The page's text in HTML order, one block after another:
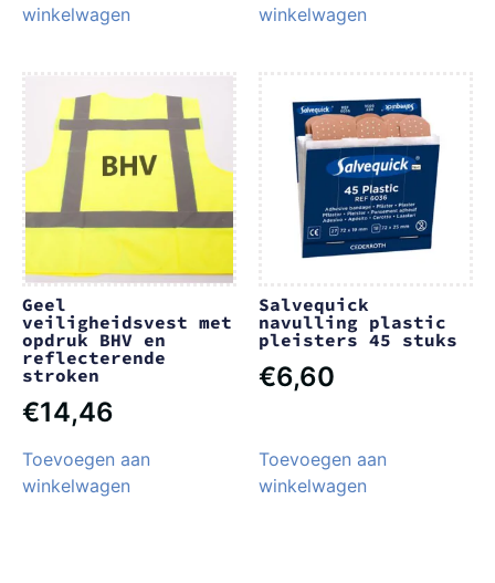
winkelwagen
winkelwagen
Geel
veiligheidsvest met
opdruk BHV en
reflecterende
stroken
€14,46
Toevoegen aan
winkelwagen
Salvequick
navulling plastic
pleisters 45 stuks
€6,60
Toevoegen aan
winkelwagen